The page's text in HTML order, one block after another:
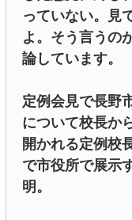
っていない。見
よ。そう言うの
論しています。
定例会見で長野
について校長か
開かれる定例校
で市役所で展示
明。